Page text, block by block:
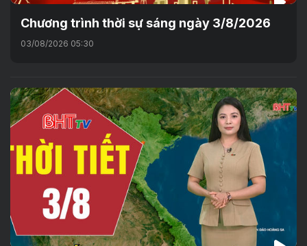
Chương trình thời sự sáng ngày 3/8/2026
03/08/2026 05:30